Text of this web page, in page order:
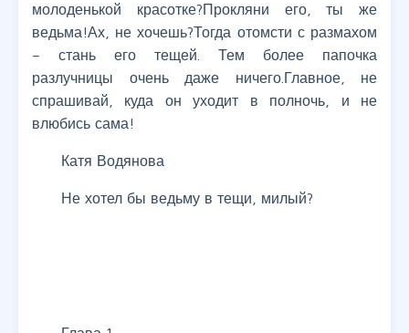
молоденькой красотке?Прокляни его, ты же
ведьма!Ах, не хочешь?Тогда отомсти с размахом
– стань его тещей. Тем более папочка
разлучницы очень даже ничего.Главное, не
спрашивай, куда он уходит в полночь, и не
влюбись сама!
Катя Водянова
Не хотел бы ведьму в тещи, милый?